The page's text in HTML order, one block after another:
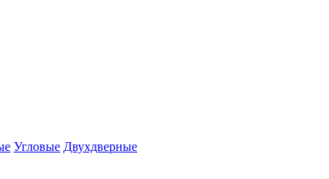
Угловые Двухдверные